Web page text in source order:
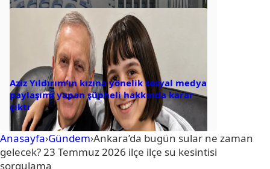
Aziz Yıldırım’ın kızına yönelik sosyal medya
paylaşımı yapan şüpheli hakkında karar
çıktı
Anasayfa›Gündem›Ankara’da bugün sular ne zaman
gelecek? 23 Temmuz 2026 ilçe ilçe su kesintisi
sorgulama